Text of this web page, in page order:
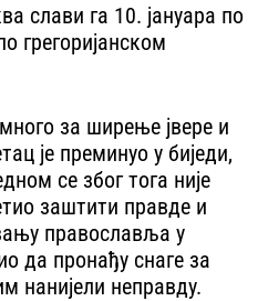
слави га 10. јануара по
грегоријанском
за ширење јвере и
је преминуо у биједи,
се због тога није
заштити правде и
православља у
да пронађу снаге за
нанијели неправду.